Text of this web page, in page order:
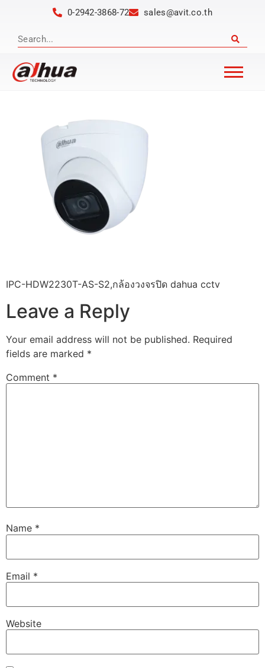
0-2942-3868-72 sales@avit.co.th
IPC-HDW2230T-AS-S2,กล้องวงจรปิด dahua cctv
Leave a Reply
Your email address will not be published. Required
fields are marked *
Comment *
Name *
Email *
Website